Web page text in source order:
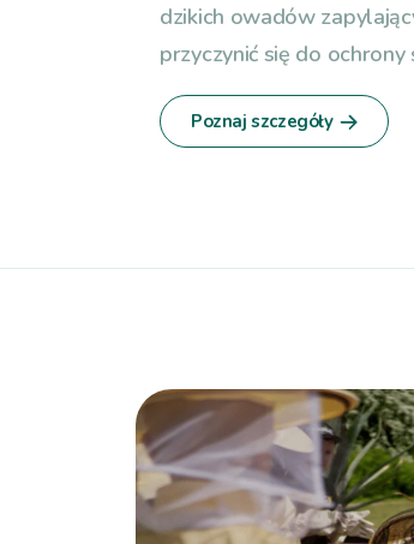
dzikich owadów
przyczynić się do ochrony
Poznaj szczegóły